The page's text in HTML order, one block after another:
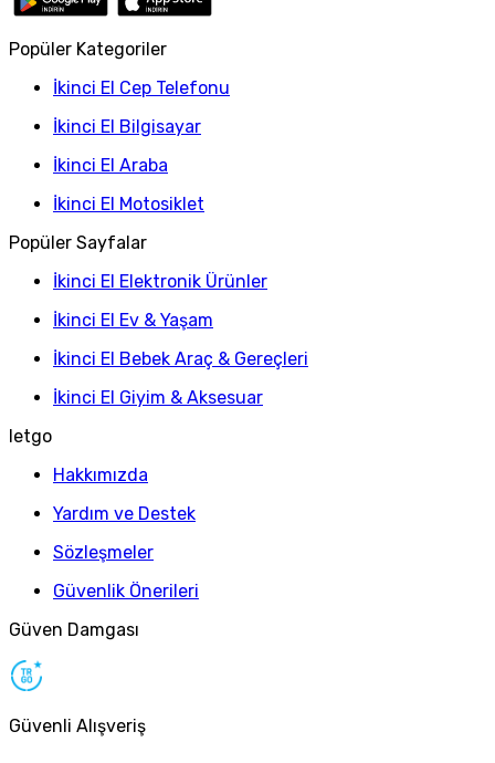
Popüler Kategoriler
İkinci El Cep Telefonu
İkinci El Bilgisayar
İkinci El Araba
İkinci El Motosiklet
Popüler Sayfalar
İkinci El Elektronik Ürünler
İkinci El Ev & Yaşam
İkinci El Bebek Araç & Gereçleri
İkinci El Giyim & Aksesuar
letgo
Hakkımızda
Yardım ve Destek
Sözleşmeler
Güvenlik Önerileri
Güven Damgası
Güvenli Alışveriş